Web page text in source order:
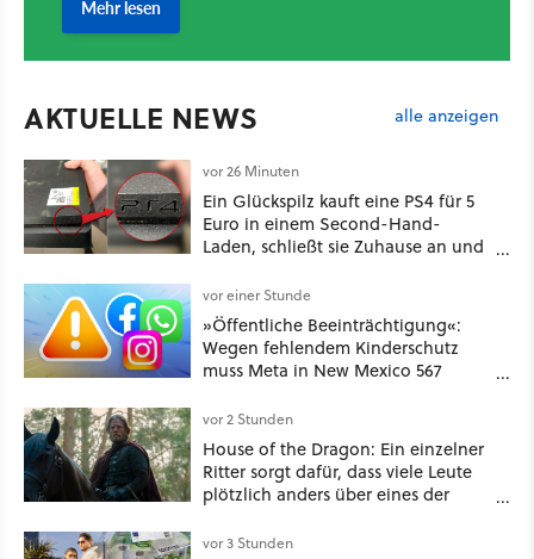
AKTUELLE NEWS alle anzeigen
vor 26 Minuten
Ein Glückspilz kauft eine PS4 für 5
Euro in einem Second-Hand-
Laden, schließt sie Zuhause an und
funktionierende PlayStation [Best of
GameStar]
vor einer Stunde
»Öffentliche Beeinträchtigung«:
Wegen fehlendem Kinderschutz
muss Meta in New Mexico 567
vor 2 Stunden
House of the Dragon: Ein einzelner
Ritter sorgt dafür, dass viele Leute
plötzlich anders über eines der
Thrones denken
vor 3 Stunden